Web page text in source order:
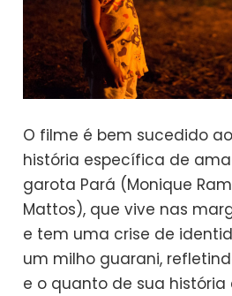
O filme é bem sucedido
história específica de
garota Pará (Monique
Mattos), que vive nas
e tem uma crise de
um milho guarani,
e o quanto de sua